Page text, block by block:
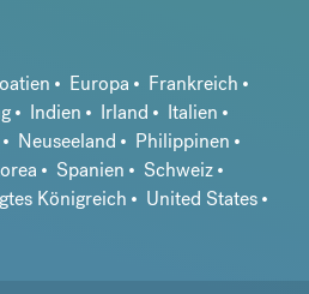
Europa
Frankreich
Indien Irland
Italien
Neuseeland
Philippinen
Spanien
Schweiz
Königreich
United States